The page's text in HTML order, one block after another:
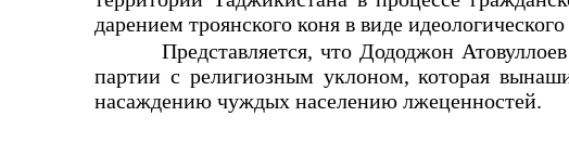
дарением троянского коня в виде
Представляется, что Дододжон
партии с религиозным уклоном, которая
насаждению чуждых населению лжеценностей.